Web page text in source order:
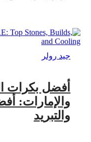
جيد رولر
أفضل بكرات
والإمارات:
والتبريد